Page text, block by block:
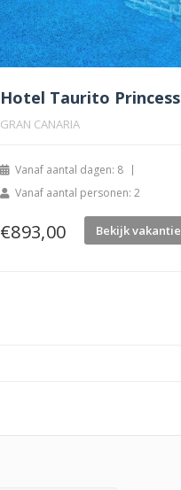
Hotel Taurito Princess
GRAN CANARIA
Vanaf aantal dagen: 8
Vanaf aantal personen: 2
€893,00 Bekijk vakantie